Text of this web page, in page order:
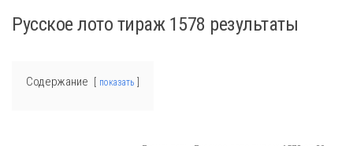
Русское лото тираж 1578 результаты
Содержание показать